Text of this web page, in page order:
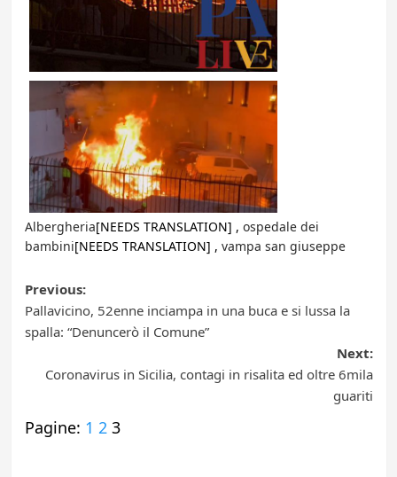
Albergheria[NEEDS TRANSLATION] , ospedale dei
bambini[NEEDS TRANSLATION] , vampa san giuseppe
Post
navigation
Previous:
Pallavicino, 52enne inciampa in una buca e si lussa la
spalla: “Denuncerò il Comune”
Next:
Coronavirus in Sicilia, contagi in risalita ed oltre 6mila
guariti
Pagine: 1 2 3